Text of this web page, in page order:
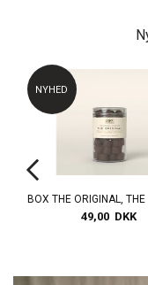
NYHED
450,00 DKK